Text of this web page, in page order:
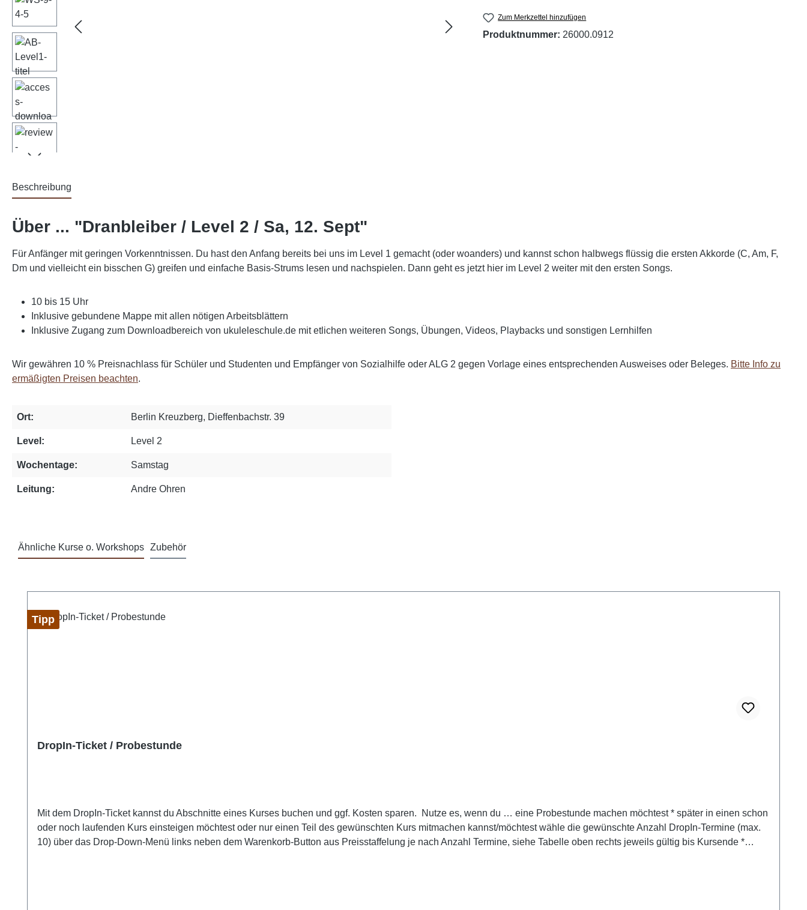
Zum Merkzettel hinzufügen
Produktnummer: 26000.0912
Beschreibung
Über ... "Dranbleiber / Level 2 / Sa, 12. Sept"
Für Anfänger mit geringen Vorkenntnissen. Du hast den Anfang bereits bei uns im Level 1 gemacht (oder woanders) und kannst schon halbwegs flüssig die ersten Akkorde (C, Am, F,
Dm und vielleicht ein bisschen G) greifen und einfache Basis-Strums lesen und nachspielen. Dann geht es jetzt hier im Level 2 weiter mit den ersten Songs.
10 bis 15 Uhr
Inklusive gebundene Mappe mit allen nötigen Arbeitsblättern
Inklusive Zugang zum Downloadbereich von ukuleleschule.de mit etlichen weiteren Songs, Übungen, Videos, Playbacks und sonstigen Lernhilfen
Wir gewähren 10 % Preisnachlass für Schüler und Studenten und Empfänger von Sozialhilfe oder ALG 2 gegen Vorlage eines entsprechenden Ausweises oder Beleges. Bitte Info zu
ermäßigten Preisen beachten.
Ort: Berlin Kreuzberg, Dieffenbachstr. 39
Level: Level 2
Wochentage: Samstag
Leitung: Andre Ohren
Ähnliche Kurse o. Workshops Zubehör
Tipp
DropIn-Ticket / Probestunde
Mit dem DropIn-Ticket kannst du Abschnitte eines Kurses buchen und ggf. Kosten sparen. Nutze es, wenn du … eine Probestunde machen möchtest * später in einen schon
oder noch laufenden Kurs einsteigen möchtest oder nur einen Teil des gewünschten Kurs mitmachen kannst/möchtest wähle die gewünschte Anzahl DropIn-Termine (max.
10) über das Drop-Down-Menü links neben dem Warenkorb-Button aus Preisstaffelung je nach Anzahl Termine, siehe Tabelle oben rechts jeweils gültig bis Kursende *